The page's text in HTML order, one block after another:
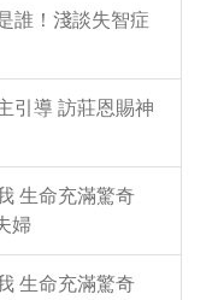
誰！淺談失智症
引導 訪莊恩賜神
生命充滿驚奇
婦
生命充滿驚奇